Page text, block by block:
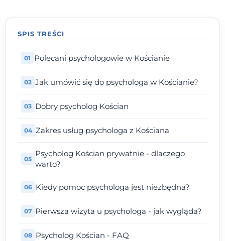
SPIS TREŚCI
Polecani psychologowie w Kościanie
Jak umówić się do psychologa w Kościanie?
Dobry psycholog Kościan
Zakres usług psychologa z Kościana
Psycholog Kościan prywatnie - dlaczego
warto?
Kiedy pomoc psychologa jest niezbędna?
Pierwsza wizyta u psychologa - jak wygląda?
Psycholog Kościan - FAQ